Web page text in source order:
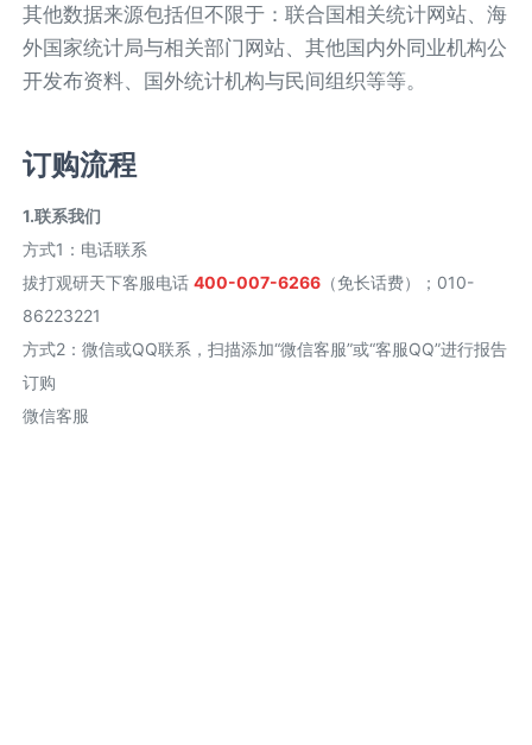
其他数据来源包括但不限于：联合国相关统计网站、海
外国家统计局与相关部门网站、其他国内外同业机构公
开发布资料、国外统计机构与民间组织等等。
订购流程
1.联系我们
方式1 ： 电话联系
拔打观研天下客服电话400-007-6266 （免长话费）；010-
86223221
方式2 ：微信或QQ联系，扫描添加“微信客服”或“客服QQ”进行报告
订购
微信客服